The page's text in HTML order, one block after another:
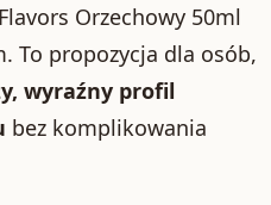
Orzechowy 50ml
To propozycja dla osób,
wyraźny profil
bez komplikowania